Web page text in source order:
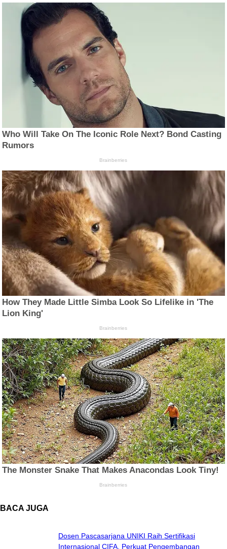
BACA JUGA
Dosen Pascasarjana UNIKI Raih Sertifikasi
Internasional CIFA, Perkuat Pengembangan